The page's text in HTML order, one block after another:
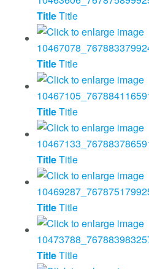
TitleTitle
TitleTitle
TitleTitle
TitleTitle
TitleTitle
TitleTitle